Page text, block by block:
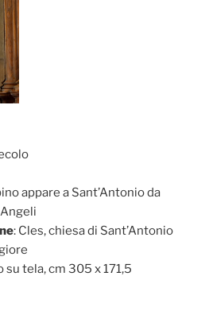
appare a Sant’Antonio da
: Cles, chiesa di Sant’Antonio
su tela, cm 305 x 171,5